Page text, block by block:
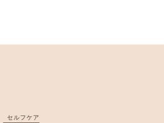
セルフケア